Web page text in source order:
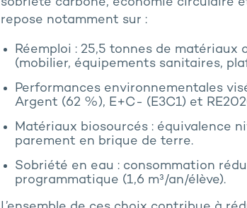
repose notamment sur :
Réemploi : 25,5 tonnes de
(mobilier, équipements sanitaires,
Performances environnementales
Argent (62 %), E+C- (E3C1) et
Matériaux biosourcés : équivalence
parement en brique de terre.
Sobriété en eau : consommation
programmatique (1,6 m³/an/élève).